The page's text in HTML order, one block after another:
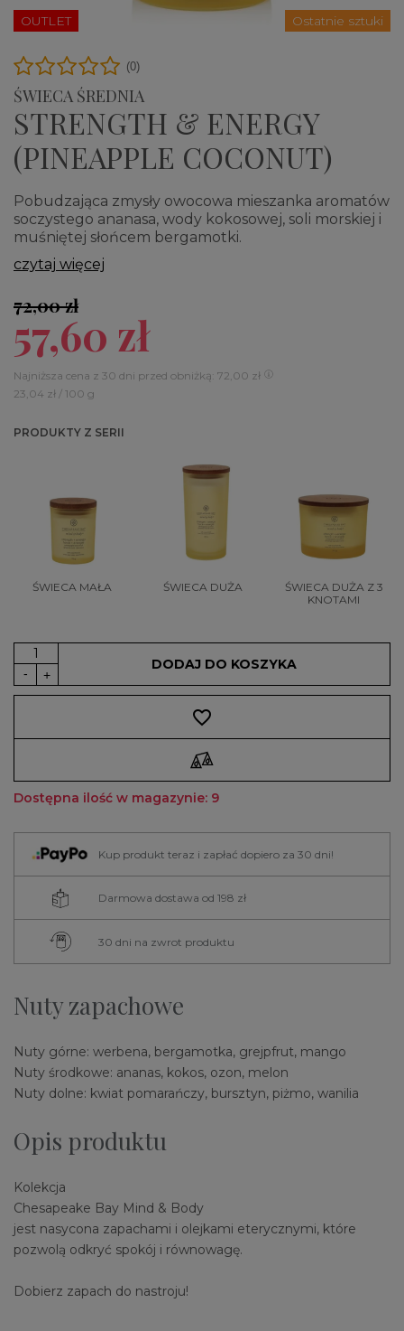
OUTLET Ostatnie sztuki
ŚWIECA ŚREDNIA
STRENGTH & ENERGY
(PINEAPPLE COCONUT)
(0)
Pobudzająca zmysły owocowa mieszanka aromatów
soczystego ananasa, wody kokosowej, soli morskiej i
muśniętej słońcem bergamotki.
czytaj więcej
72,00 zł
57,60 zł
Najniższa cena z 30 dni przed obniżką: 72,00 zł
23,04 zł / 100 g
PRODUKTY Z SERII
ŚWIECA MAŁA ŚWIECA DUŻA
ŚWIECA DUŻA Z 3
KNOTAMI
DODAJ DO KOSZYKA
favorite_border
Dostępna ilość w magazynie: 9
Kup produkt teraz i zapłać dopiero za 30 dni!
Darmowa dostawa od 198 zł
30 dni na zwrot produktu
Nuty zapachowe
Nuty górne: werbena, bergamotka, grejpfrut, mango
Nuty środkowe: ananas, kokos, ozon, melon
Nuty dolne: kwiat pomarańczy, bursztyn, piżmo, wanilia
Opis produktu
Kolekcja
Chesapeake Bay Mind & Body
jest nasycona zapachami i olejkami eterycznymi, które
pozwolą odkryć spokój i równowagę.
Dobierz zapach do nastroju!